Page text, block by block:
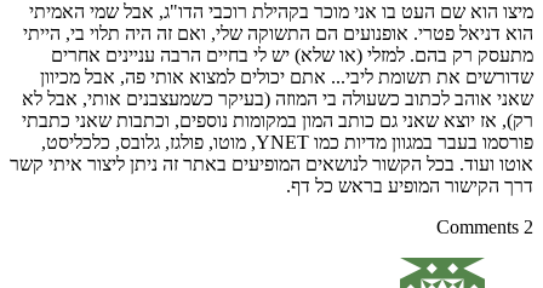
מיצו הוא שם העט בו אני מוכר בקהילת רוכבי הדו"ג, אבל שמי האמיתי
הוא דניאל פטרי. אופנועים הם התשוקה שלי, ואם זה היה תלוי בי, הייתי
מתעסק רק בהם. למזלי (או שלא) יש לי בחיים הרבה עניינים אחרים
שדורשים את תשומת ליבי... אתם יכולים למצוא אותי פה, אבל מכיוון
שאני אוהב לכתוב כשעולה בי המוזה (בעיקר כשמעצבנים אותי, אבל לא
רק), אז יוצא שאני גם כותב המון במקומות נוספים, וכתבות שאני כתבתי
פורסמו בעבר במגוון מדיות כמו YNET, מוטו, פולגז, גלובס, כלכליסט,
אוטו ועוד. בכל הקשור לנושאים המופיעים באתר זה ניתן ליצור איתי קשר
דרך הקישור המופיע בראש כל דף.
2 Comments